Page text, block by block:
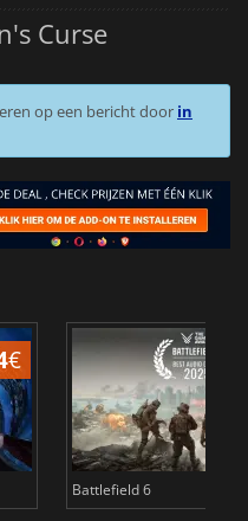
Curse
op een bericht door in
€
Battlefield 6